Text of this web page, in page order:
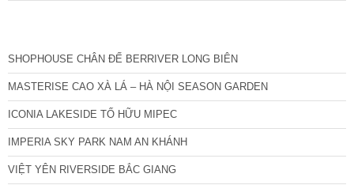
SHOPHOUSE CHÂN ĐẾ BERRIVER LONG BIÊN
MASTERISE CAO XÀ LÁ – HÀ NỘI SEASON GARDEN
ICONIA LAKESIDE TỐ HỮU MIPEC
IMPERIA SKY PARK NAM AN KHÁNH
VIỆT YÊN RIVERSIDE BẮC GIANG